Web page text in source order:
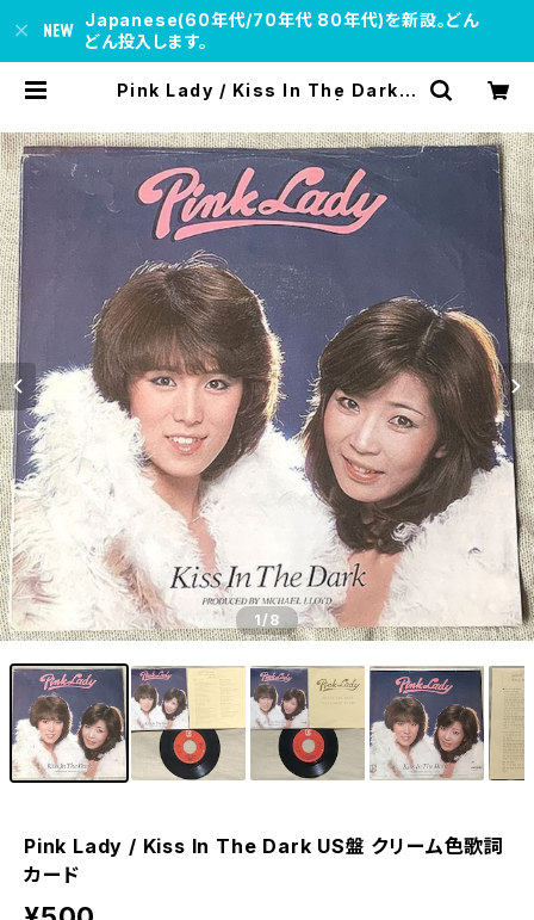
Japanese(60年代/70年代 80年代)を新設。どん
どん投入します。
Pink Lady / Kiss In The Dark U
spect records
1/8
Pink Lady / Kiss In The Dark US盤 クリーム色歌詞
カード